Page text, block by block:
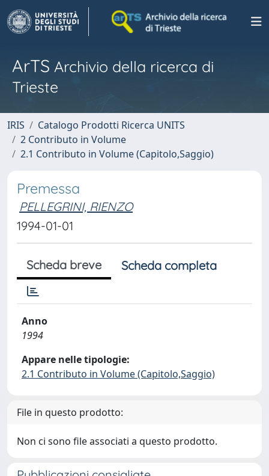
ArTS Archivio della ricerca di
Trieste
IRIS
Catalogo Prodotti Ricerca UNITS
2 Contributo in Volume
2.1 Contributo in Volume (Capitolo,Saggio)
Premessa
PELLEGRINI, RIENZO
1994-01-01
Scheda breve Scheda completa
Anno
1994
Appare nelle tipologie:
2.1 Contributo in Volume (Capitolo,Saggio)
File in questo prodotto:
Non ci sono file associati a questo prodotto.